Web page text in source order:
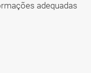
adequadas